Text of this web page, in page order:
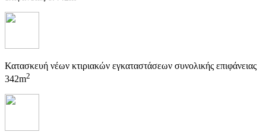
Κατασκευή νέων κτιριακών εγκαταστάσεων συνολικής επιφάνειας
342m2